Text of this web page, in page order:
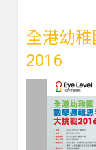
全港幼
2016